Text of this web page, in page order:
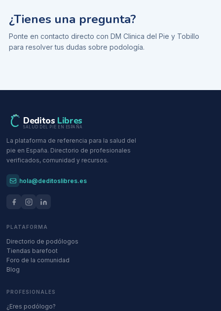
¿Tienes una pregunta?
Ponte en contacto directo con DM Clinica del Pie y Tobillo
para resolver tus dudas sobre podología.
Deditos Libres
SALUD DEL PIE EN ESPAÑA
La plataforma de referencia para la salud del
pie en España. Directorio de profesionales
verificados, comunidad y recursos.
hola@deditoslibres.es
PLATAFORMA
Directorio de podólogos
Tiendas barefoot
Foro de la comunidad
Blog
PROFESIONALES
¿Eres podólogo?